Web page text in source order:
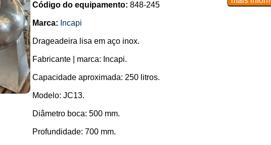
Código do equipamento: 848-245
Marca: Incapi
Drageadeira lisa em aço inox.
Fabricante | marca: Incapi.
Capacidade aproximada: 250 litros.
Modelo: JC13.
Diâmetro boca: 500 mm.
Profundidade: 700 mm.